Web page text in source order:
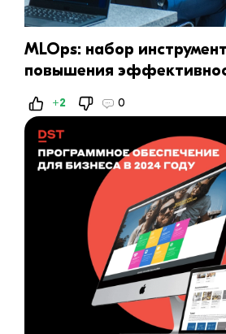
MLOps: набор
повышения
ИИ
+2 0